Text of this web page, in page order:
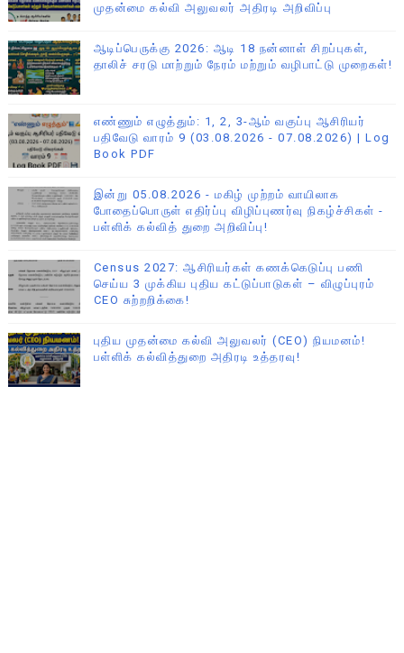
முதன்மை கல்வி அலுவலர் அதிரடி அறிவிப்பு
ஆடிப்பெருக்கு 2026: ஆடி 18 நன்னாள் சிறப்புகள்,
தாலிச் சரடு மாற்றும் நேரம் மற்றும் வழிபாட்டு முறைகள்!
எண்ணும் எழுத்தும்: 1, 2, 3-ஆம் வகுப்பு ஆசிரியர்
பதிவேடு வாரம் 9 (03.08.2026 - 07.08.2026) | Log
Book PDF
இன்று 05.08.2026 - மகிழ் முற்றம் வாயிலாக
போதைப்பொருள் எதிர்ப்பு விழிப்புணர்வு நிகழ்ச்சிகள் -
பள்ளிக் கல்வித் துறை அறிவிப்பு!
Census 2027: ஆசிரியர்கள் கணக்கெடுப்பு பணி
செய்ய 3 முக்கிய புதிய கட்டுப்பாடுகள் – விழுப்புரம்
CEO சுற்றறிக்கை!
புதிய முதன்மை கல்வி அலுவலர் (CEO) நியமனம்!
பள்ளிக் கல்வித்துறை அதிரடி உத்தரவு!